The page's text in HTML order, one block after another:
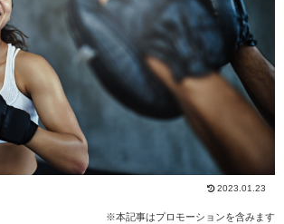
2023.01.23
※本記事はプロモーションを含みます